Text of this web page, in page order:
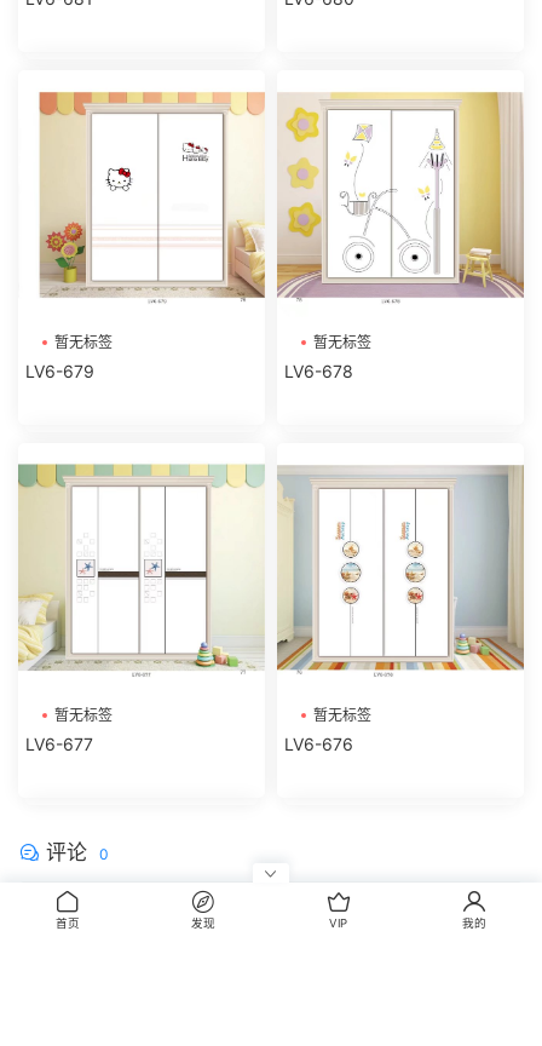
暂无标签
LV6-679
暂无标签
LV6-678
暂无标签
LV6-677
暂无标签
LV6-676
评论 0
首页 发现 VIP 我的